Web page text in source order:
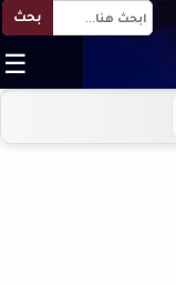
بحث
☰